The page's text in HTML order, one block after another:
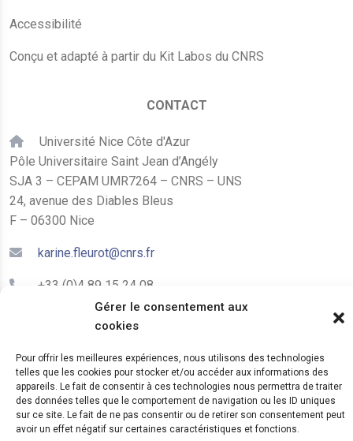
Gérer le consentement aux
cookies
Pour offrir les meilleures expériences, nous utilisons des technologies
telles que les cookies pour stocker et/ou accéder aux informations des
appareils. Le fait de consentir à ces technologies nous permettra de traiter
des données telles que le comportement de navigation ou les ID uniques
sur ce site. Le fait de ne pas consentir ou de retirer son consentement peut
avoir un effet négatif sur certaines caractéristiques et fonctions.
Accessibilité
Conçu et adapté à partir du Kit Labos du CNRS
CONTACT
Université Nice Côte d'Azur
Pôle Universitaire Saint Jean d’Angély
SJA 3 – CEPAM UMR7264 – CNRS – UNS
24, avenue des Diables Bleus
F – 06300 Nice
karine.fleurot@cnrs.fr
+33 (0)4 89 15 24 08
LE CEPAM EST HÉBERGÉ PAR